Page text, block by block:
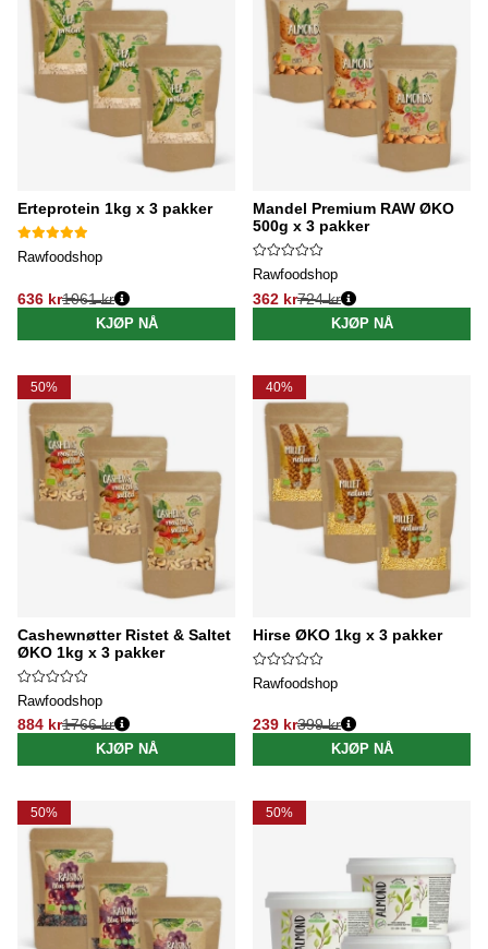
Erteprotein 1kg x 3 pakker
Rawfoodshop
636 kr
Vanlig pris:
1061 kr
KJØP NÅ
Mandel Premium RAW ØKO
500g x 3 pakker
Rawfoodshop
362 kr
Vanlig pris:
724 kr
KJØP NÅ
50%
Cashewnøtter Ristet & Saltet
ØKO 1kg x 3 pakker
Rawfoodshop
884 kr
Vanlig pris:
1766 kr
KJØP NÅ
40%
Hirse ØKO 1kg x 3 pakker
Rawfoodshop
239 kr
Vanlig pris:
399 kr
KJØP NÅ
50% 50%